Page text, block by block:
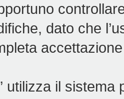
dato che
utilizza il sistema